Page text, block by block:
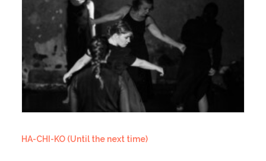
HA-CHI-KO (Until the next time)